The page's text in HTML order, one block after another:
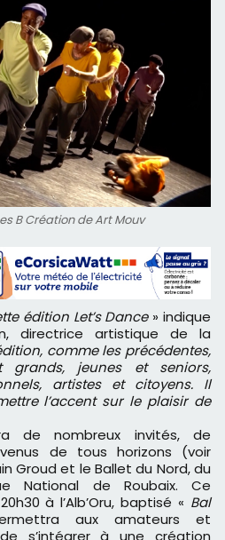
B Création de Art Mouv
édition Let’s Dance» indique
directrice artistique de la
comme les précédentes,
grands, jeunes et seniors,
artistes et citoyens. Il
l’accent sur le plaisir de
de nombreux invités, de
de tous horizons (voir
Groud et le Ballet du Nord, du
National de Roubaix. Ce
à l’Alb’Oru, baptisé « Bal
aux amateurs et
s’intégrer à une création